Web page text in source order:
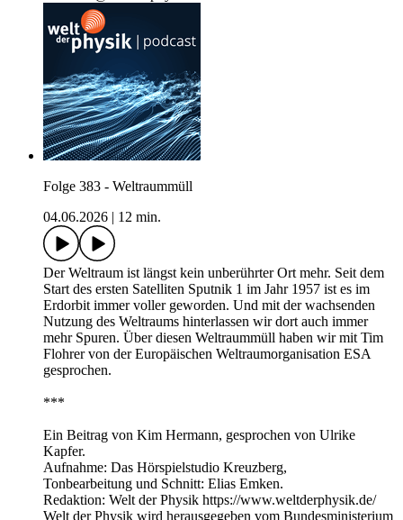
Folge 383 - Weltraummüll
04.06.2026
12 min.
Der Weltraum ist längst kein unberührter Ort mehr. Seit dem
Start des ersten Satelliten Sputnik 1 im Jahr 1957 ist es im
Erdorbit immer voller geworden. Und mit der wachsenden
Nutzung des Weltraums hinterlassen wir dort auch immer
mehr Spuren. Über diesen Weltraummüll haben wir mit Tim
Flohrer von der Europäischen Weltraumorganisation ESA
gesprochen.
***
Ein Beitrag von Kim Hermann, gesprochen von Ulrike
Kapfer.
Aufnahme: Das Hörspielstudio Kreuzberg,
Tonbearbeitung und Schnitt: Elias Emken.
Redaktion: Welt der Physik https://www.weltderphysik.de/
Welt der Physik wird herausgegeben vom Bundesministerium